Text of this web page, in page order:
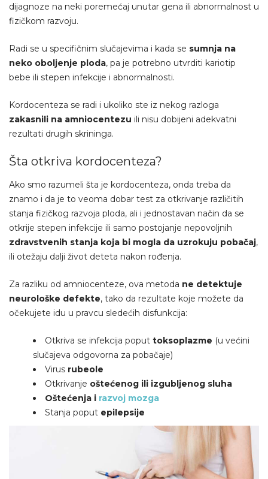
dijagnoze na neki poremećaj unutar gena ili abnormalnost u
fizičkom razvoju.
Radi se u specifičnim slučajevima i kada se sumnja na
neko oboljenje ploda, pa je potrebno utvrditi kariotip
bebe ili stepen infekcije i abnormalnosti.
Kordocenteza se radi i ukoliko ste iz nekog razloga
zakasnili na amniocentezu ili nisu dobijeni adekvatni
rezultati drugih skrininga.
Šta otkriva kordocenteza?
Ako smo razumeli šta je kordocenteza, onda treba da
znamo i da je to veoma dobar test za otkrivanje različitih
stanja fizičkog razvoja ploda, ali i jednostavan način da se
otkrije stepen infekcije ili samo postojanje nepovoljnih
zdravstvenih stanja koja bi mogla da uzrokuju pobačaj,
ili otežaju dalji život deteta nakon rođenja.
Za razliku od amniocenteze, ova metoda ne detektuje
neurološke defekte, tako da rezultate koje možete da
očekujete idu u pravcu sledećih disfunkcija:
Otkriva se infekcija poput toksoplazme (u većini
slučajeva odgovorna za pobačaje)
Virus rubeole
Otkrivanje oštećenog ili izgubljenog sluha
Oštećenja i razvoj mozga
Stanja poput epilepsije